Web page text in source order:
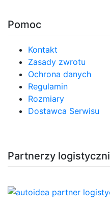
Pomoc
Kontakt
Zasady zwrotu
Ochrona danych
Regulamin
Rozmiary
Dostawca Serwisu
Partnerzy logistyczni